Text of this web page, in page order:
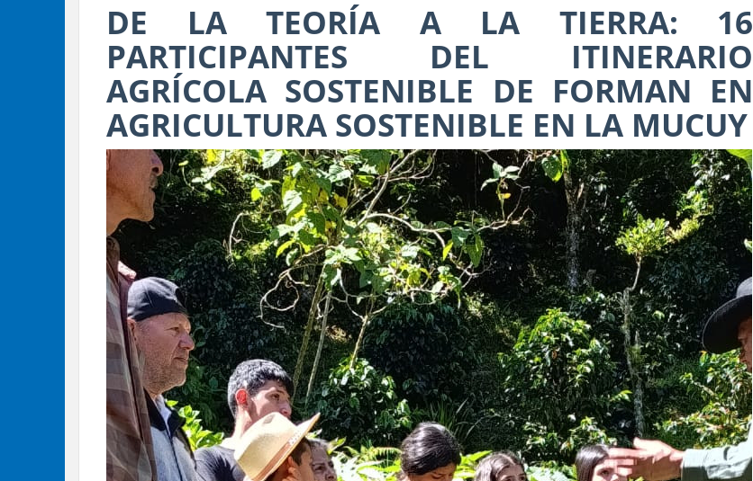
DE LA TEORÍA A LA TIERRA: 16
PARTICIPANTES DEL ITINERARIO
AGRÍCOLA SOSTENIBLE DE FORMAN EN
AGRICULTURA SOSTENIBLE EN LA MUCUY